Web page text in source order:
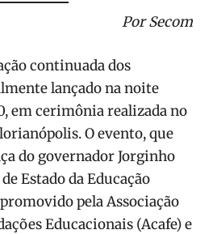
Por Secom
continuada dos
lançado na noite
em cerimônia realizada no
O evento, que
do governador Jorginho
Estado da Educação
pela Associação
Educacionais (Acafe) e